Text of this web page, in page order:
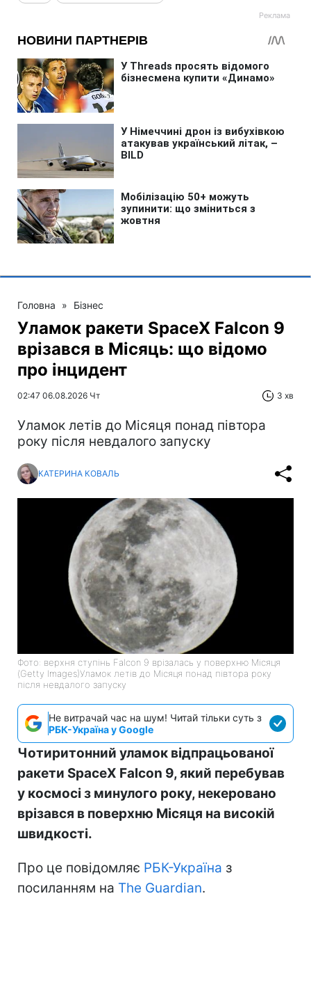
Головна » Бізнес
Уламок ракети SpaceX Falcon 9
врізався в Місяць: що відомо
про інцидент
02:47 06.08.2026 Чт 3 хв
Уламок летів до Місяця понад півтора
року після невдалого запуску
КАТЕРИНА КОВАЛЬ
Фото: верхня ступінь Falcon 9 врізалась у поверхню Місяця
(Getty Images)Уламок летів до Місяця понад півтора року
після невдалого запуску
Не витрачай час на шум! Читай тільки суть з
РБК-Україна у Google
Чотиритонний уламок відпрацьованої
ракети SpaceX Falcon 9, який перебував
у космосі з минулого року, некеровано
врізався в поверхню Місяця на високій
швидкості.
Про це повідомляє РБК-Україна з
посиланням на The Guardian.